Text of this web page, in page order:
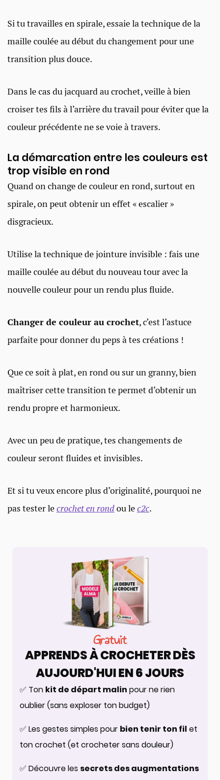
Si tu travailles en spirale, essaie la technique de la
maille coulée au début du changement pour une
transition plus douce.
Dans le cas du jacquard au crochet, veille à bien
croiser tes fils à l’arrière du travail pour éviter que la
couleur précédente ne se voie à travers.
La démarcation entre les couleurs est
trop visible en rond
Quand on change de couleur en rond, surtout en
spirale, on peut obtenir un effet « escalier »
disgracieux.
Utilise la technique de jointure invisible : fais une
maille coulée au début du nouveau tour avec la
nouvelle couleur pour un rendu plus fluide.
Changer de couleur au crochet, c’est l’astuce
parfaite pour donner du peps à tes créations !
Que ce soit à plat, en rond ou sur un granny, bien
maîtriser cette transition te permet d’obtenir un
rendu propre et harmonieux.
Avec un peu de pratique, tes changements de
couleur seront fluides et invisibles.
Et si tu veux encore plus d’originalité, pourquoi ne
pas tester lecrochet en rondou lec2c.
Gratuit
APPRENDS À CROCHETER DÈS
AUJOURD'HUI EN 6 JOURS
✅ Ton kit de départ malin pour ne rien
oublier (sans exploser ton budget)
✅ Les gestes simples pour bien tenir ton fil et
ton crochet (et crocheter sans douleur)
✅ Découvre les secrets des augmentations